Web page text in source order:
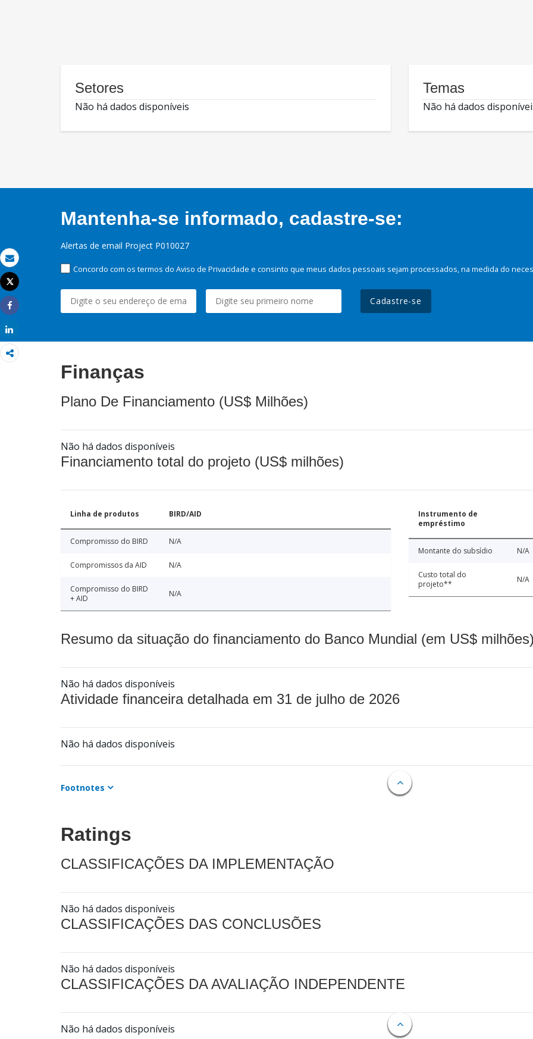
Email
Imprimir
Tweet
Share
Setores
Não há dados disponíveis
Temas
Não há dados
Mantenha-se informado, cadastre-se:
Alertas de email Project P010027
Concordo com os termos do Aviso de Privacidade e consinto que meus dados pessoais sejam processados, na medida do
Cadastre-se
Finanças
Plano De Financiamento (US$ Milhões)
Não há dados disponíveis
Financiamento total do projeto (US$ milhões)
Linha de produtos BIRD/AID
Compromisso do BIRD N/A
Compromissos da AID N/A
Compromisso do BIRD
+ AID
N/A
Instrumento de
empréstimo
Montante do subsídio N/A
Custo total do
projeto**
N/A
Resumo da situação do financiamento do Banco Mundial (em US$
Não há dados disponíveis
Atividade financeira detalhada em 31 de julho de 2026
Não há dados disponíveis
Footnotes
Ratings
CLASSIFICAÇÕES DA IMPLEMENTAÇÃO
Não há dados disponíveis
CLASSIFICAÇÕES DAS CONCLUSÕES
Não há dados disponíveis
CLASSIFICAÇÕES DA AVALIAÇÃO INDEPENDENTE
Não há dados disponíveis